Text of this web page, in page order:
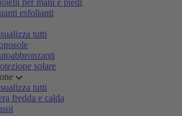
per mani e piedi
esfolianti
tutti
solare
tutti
fredda e calda